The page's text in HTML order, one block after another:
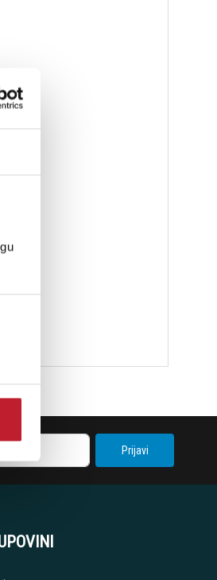
Prijavi